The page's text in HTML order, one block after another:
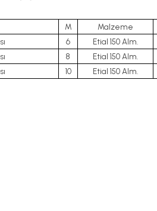
M Malzeme
6 Etial 150 Alm.
8 Etial 150 Alm.
10 Etial 150 Alm.
dişli, 45x45 sigma profil, delta